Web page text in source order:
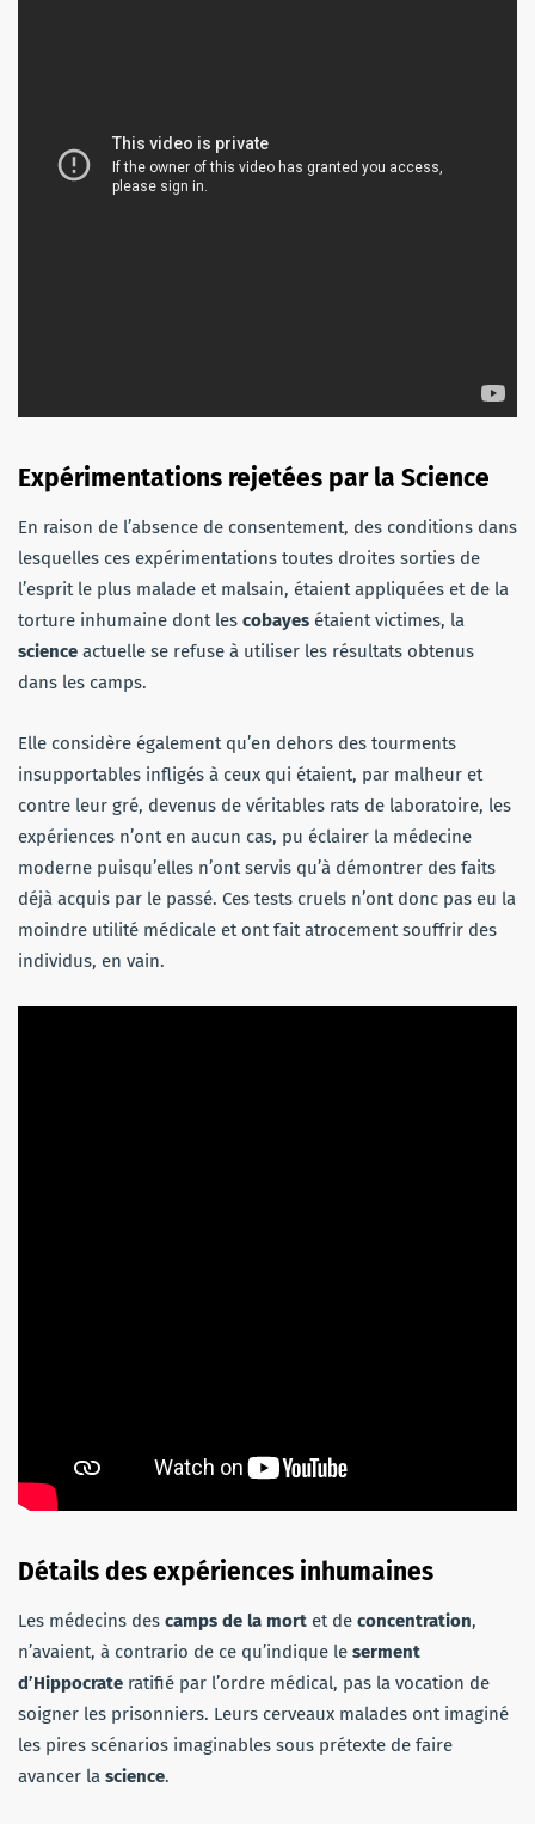
Expérimentations rejetées par la Science
En raison de l’absence de consentement, des conditions dans
lesquelles ces expérimentations toutes droites sorties de
l’esprit le plus malade et malsain, étaient appliquées et de la
torture inhumaine dont les cobayes étaient victimes, la
science actuelle se refuse à utiliser les résultats obtenus
dans les camps.
Elle considère également qu’en dehors des tourments
insupportables infligés à ceux qui étaient, par malheur et
contre leur gré, devenus de véritables rats de laboratoire, les
expériences n’ont en aucun cas, pu éclairer la médecine
moderne puisqu’elles n’ont servis qu’à démontrer des faits
déjà acquis par le passé. Ces tests cruels n’ont donc pas eu la
moindre utilité médicale et ont fait atrocement souffrir des
individus, en vain.
Détails des expériences inhumaines
Les médecins des camps de la mort et de concentration,
n’avaient, à contrario de ce qu’indique le serment
d’Hippocrate ratifié par l’ordre médical, pas la vocation de
soigner les prisonniers. Leurs cerveaux malades ont imaginé
les pires scénarios imaginables sous prétexte de faire
avancer la science.